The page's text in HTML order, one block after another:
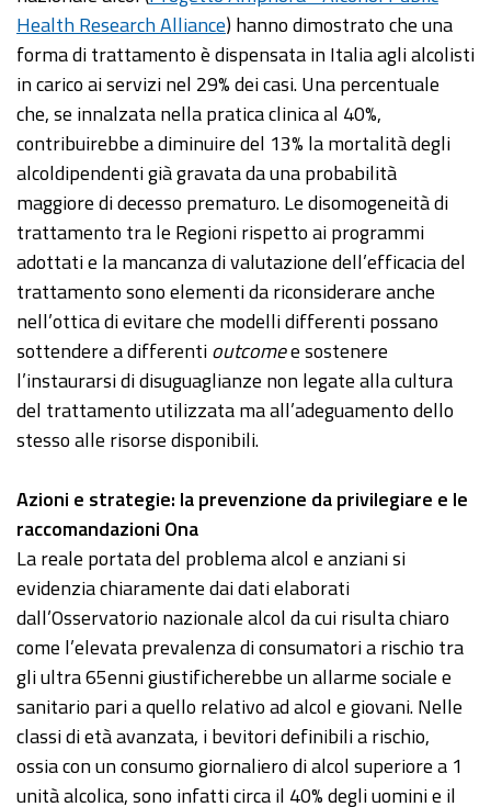
Health Research Alliance) hanno dimostrato che una
forma di trattamento è dispensata in Italia agli alcolisti
in carico ai servizi nel 29% dei casi. Una percentuale
che, se innalzata nella pratica clinica al 40%,
contribuirebbe a diminuire del 13% la mortalità degli
alcoldipendenti già gravata da una probabilità
maggiore di decesso prematuro. Le disomogeneità di
trattamento tra le Regioni rispetto ai programmi
adottati e la mancanza di valutazione dell’efficacia del
trattamento sono elementi da riconsiderare anche
nell’ottica di evitare che modelli differenti possano
sottendere a differentioutcomee sostenere
l’instaurarsi di disuguaglianze non legate alla cultura
del trattamento utilizzata ma all’adeguamento dello
stesso alle risorse disponibili.
Azioni e strategie: la prevenzione da privilegiare e le
raccomandazioni Ona
La reale portata del problema alcol e anziani si
evidenzia chiaramente dai dati elaborati
dall’Osservatorio nazionale alcol da cui risulta chiaro
come l’elevata prevalenza di consumatori a rischio tra
gli ultra 65enni giustificherebbe un allarme sociale e
sanitario pari a quello relativo ad alcol e giovani. Nelle
classi di età avanzata, i bevitori definibili a rischio,
ossia con un consumo giornaliero di alcol superiore a 1
unità alcolica, sono infatti circa il 40% degli uomini e il